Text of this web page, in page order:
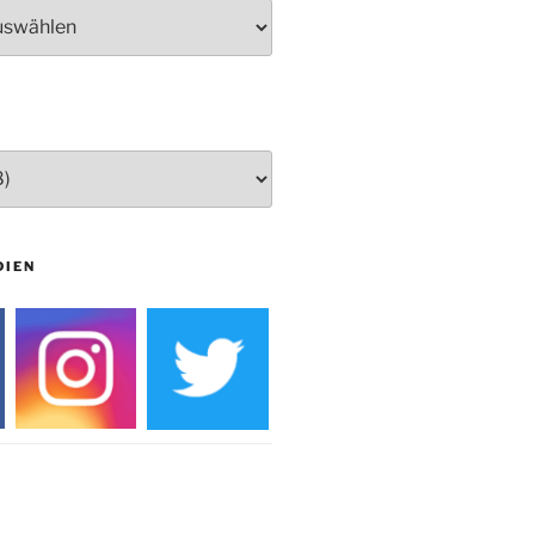
rund um die